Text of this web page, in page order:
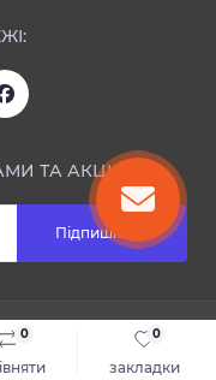
0
закладки
0
До кошика
ТА АКЦІЯМИ:
Підпишіться